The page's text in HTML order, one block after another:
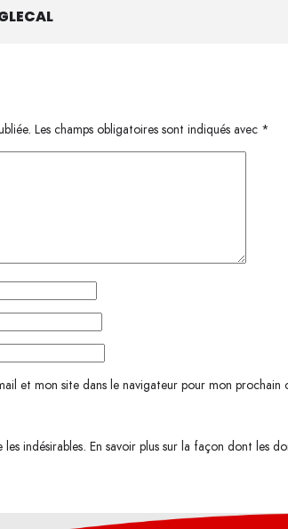
Les champs obligatoires sont indiqués avec *
et mon site dans le navigateur pour mon prochain
indésirables. En savoir plus sur la façon dont les